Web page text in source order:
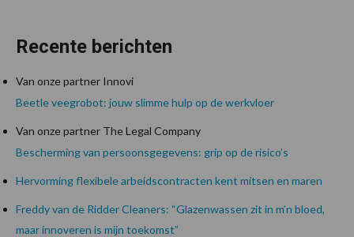
Recente berichten
Van onze partner Innovi
Beetle veegrobot: jouw slimme hulp op de werkvloer
Van onze partner The Legal Company
Bescherming van persoonsgegevens: grip op de risico’s
Hervorming flexibele arbeidscontracten kent mitsen en maren
Freddy van de Ridder Cleaners: “Glazenwassen zit in m’n bloed,
maar innoveren is mijn toekomst”